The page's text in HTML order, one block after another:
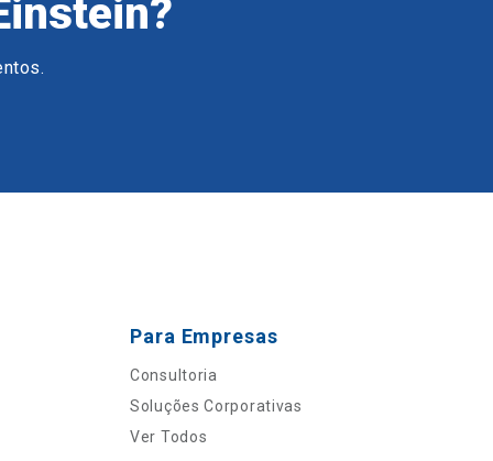
Para Empresas
Consultoria
Soluções Corporativas
Ver Todos